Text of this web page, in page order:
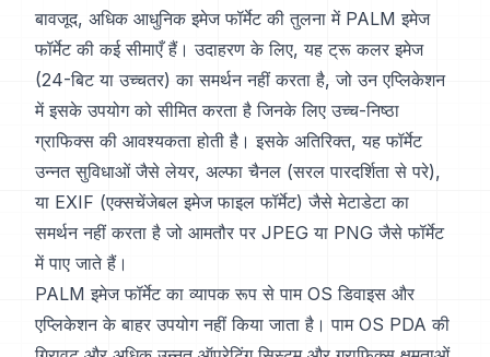
बावजूद, अधिक आधुनिक इमेज फॉर्मेट की तुलना में PALM इमेज
फॉर्मेट की कई सीमाएँ हैं। उदाहरण के लिए, यह ट्रू कलर इमेज
(24-बिट या उच्चतर) का समर्थन नहीं करता है, जो उन एप्लिकेशन
में इसके उपयोग को सीमित करता है जिनके लिए उच्च-निष्ठा
ग्राफिक्स की आवश्यकता होती है। इसके अतिरिक्त, यह फॉर्मेट
उन्नत सुविधाओं जैसे लेयर, अल्फा चैनल (सरल पारदर्शिता से परे),
या EXIF (एक्सचेंजेबल इमेज फाइल फॉर्मेट) जैसे मेटाडेटा का
समर्थन नहीं करता है जो आमतौर पर JPEG या PNG जैसे फॉर्मेट
में पाए जाते हैं।
PALM इमेज फॉर्मेट का व्यापक रूप से पाम OS डिवाइस और
एप्लिकेशन के बाहर उपयोग नहीं किया जाता है। पाम OS PDA की